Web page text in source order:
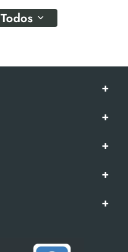
Todos
+
+
+
+
+